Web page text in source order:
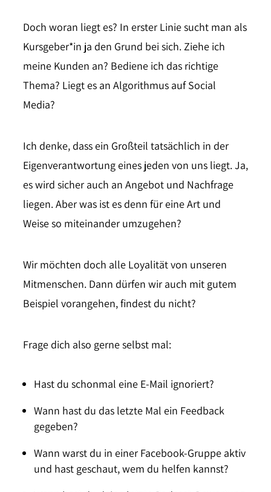
Doch woran liegt es? In erster Linie sucht man als
Kursgeber*in ja den Grund bei sich. Ziehe ich
meine Kunden an? Bediene ich das richtige
Thema? Liegt es an Algorithmus auf Social
Media?
Ich denke, dass ein Großteil tatsächlich in der
Eigenverantwortung eines jeden von uns liegt. Ja,
es wird sicher auch an Angebot und Nachfrage
liegen. Aber was ist es denn für eine Art und
Weise so miteinander umzugehen?
Wir möchten doch alle Loyalität von unseren
Mitmenschen. Dann dürfen wir auch mit gutem
Beispiel vorangehen, findest du nicht?
Frage dich also gerne selbst mal:
Hast du schonmal eine E-Mail ignoriert?
Wann hast du das letzte Mal ein Feedback
gegeben?
Wann warst du in einer Facebook-Gruppe aktiv
und hast geschaut, wem du helfen kannst?